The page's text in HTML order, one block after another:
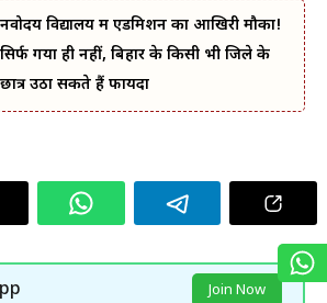
नवोदय विद्यालय में एडमिशन का आखिरी मौका!
सिर्फ गया ही नहीं, बिहार के किसी भी जिले के
छात्र उठा सकते हैं फायदा
Join Now